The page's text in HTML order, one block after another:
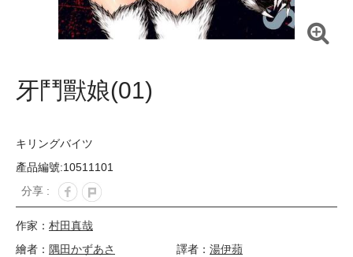
牙鬥獸娘(01)
キリングバイツ
產品編號:10511101
分享 :
作家： 村田真哉
繪者： 隅田かずあさ 譯者： 湯伊蘋